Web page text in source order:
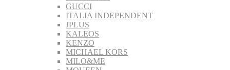
GUCCI
ITALIA INDEPENDENT
JPLUS
KALEOS
KENZO
MICHAEL KORS
MILO&ME